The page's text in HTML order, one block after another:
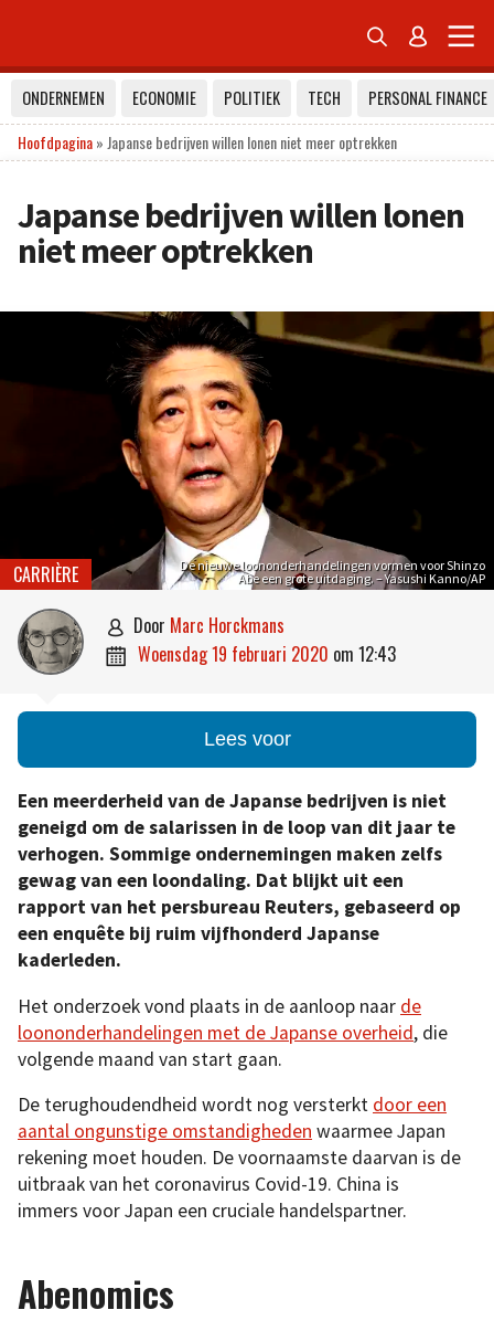
 
ONDERNEMEN ECONOMIE POLITIEK TECH
PERSONAL FINANCE
Hoofdpagina» Japanse bedrijven willen lonen niet meer optrekken
Japanse bedrijven willen lonen
niet meer optrekken
De nieuwe loononderhandelingen vormen voor Shinzo
Abe een grote uitdaging. – Yasushi Kanno/AP
CARRIÈRE
 door Marc Horckmans
 woensdag 19 februari 2020 om 12:43
Lees voor
Een meerderheid van de Japanse bedrijven is niet
geneigd om de salarissen in de loop van dit jaar te
verhogen. Sommige ondernemingen maken zelfs
gewag van een loondaling. Dat blijkt uit een
rapport van het persbureau Reuters, gebaseerd op
een enquête bij ruim vijfhonderd Japanse
kaderleden.
Het onderzoek vond plaats in de aanloop naar de
loononderhandelingen met de Japanse overheid, die
volgende maand van start gaan.
De terughoudendheid wordt nog versterkt door een
aantal ongunstige omstandigheden waarmee Japan
rekening moet houden. De voornaamste daarvan is de
uitbraak van het coronavirus Covid-19. China is
immers voor Japan een cruciale handelspartner.
Abenomics